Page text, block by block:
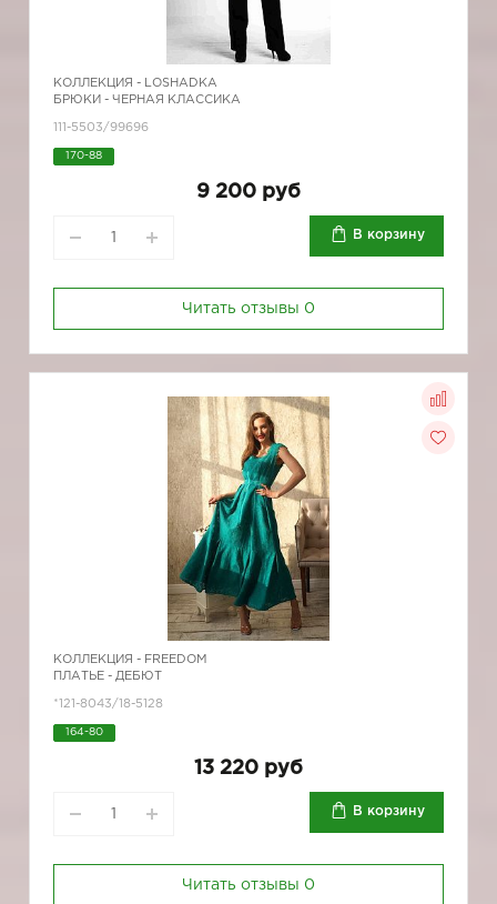
КОЛЛЕКЦИЯ - LOSHADKA
БРЮКИ - ЧЕРНАЯ КЛАССИКА
111-5503/99696
170-88
9 200 руб
В корзину
Читать отзывы 0
КОЛЛЕКЦИЯ - FREEDOM
ПЛАТЬЕ - ДЕБЮТ
*121-8043/18-5128
164-80
13 220 руб
В корзину
Читать отзывы 0